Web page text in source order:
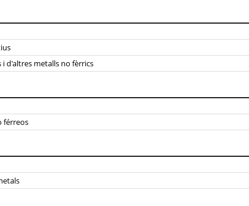
d'altres metalls no fèrrics
férreos